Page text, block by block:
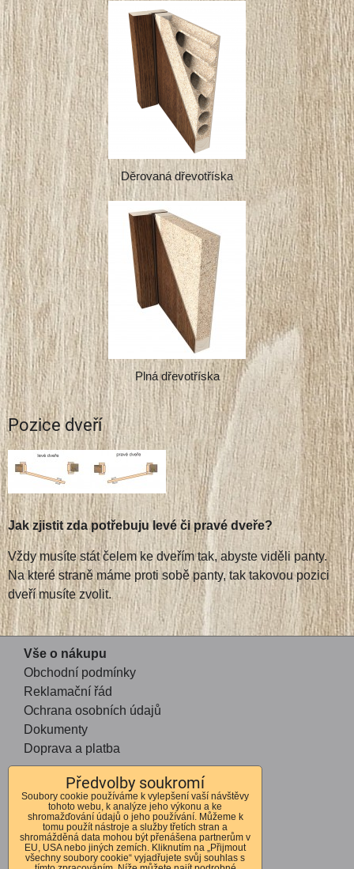
Děrovaná dřevotříska
Plná dřevotříska
Pozice dveří
Jak zjistit zda potřebuju levé či pravé dveře?
Vždy musíte stát čelem ke dveřím tak, abyste viděli panty.
Na které straně máme proti sobě panty, tak takovou pozici
dveří musíte zvolit.
Vše o nákupu
Obchodní podmínky
Reklamační řád
Ochrana osobních údajů
Dokumenty
Doprava a platba
Kontakt
Andrea Mohauptová
Kvítkov 56
Česká Lípa
Předvolby soukromí
Soubory cookie používáme k vylepšení vaší návštěvy
tohoto webu, k analýze jeho výkonu a ke
shromažďování údajů o jeho používání. Můžeme k
tomu použít nástroje a služby třetích stran a
shromážděná data mohou být přenášena partnerům v
EU, USA nebo jiných zemích. Kliknutím na „Přijmout
všechny soubory cookie“ vyjadřujete svůj souhlas s